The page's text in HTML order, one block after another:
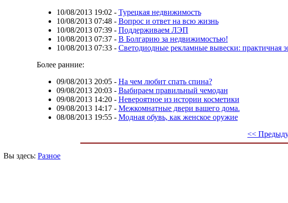
10/08/2013 19:02 - Турецкая недвижимость
10/08/2013 07:48- Вопрос и ответ на всю жизнь
10/08/2013 07:39- Поддерживаем ЛЭП
10/08/2013 07:37- В Болгарию за недвижимостью!
10/08/2013 07:33- Светодиодные рекламные вывески: практичная
Более ранние:
09/08/2013 20:05- На чем любит спать спина?
09/08/2013 20:03- Выбираем правильный чемодан
09/08/2013 14:20- Невероятное из истории косметики
09/08/2013 14:17- Межкомнатные двери вашего дома.
08/08/2013 19:55- Модная обувь, как женское оружие
<<
Вы здесь: Разное